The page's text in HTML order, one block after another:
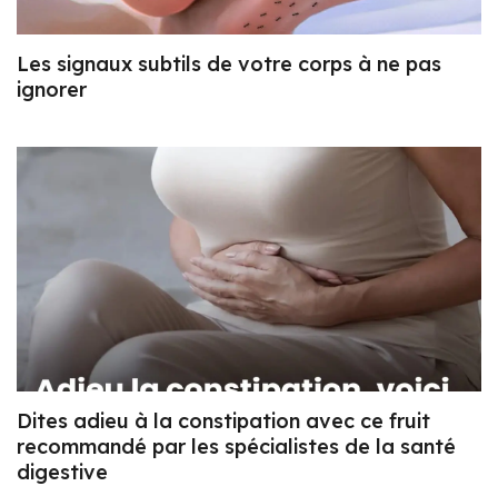
Les signaux subtils de votre corps à ne pas
ignorer
Dites adieu à la constipation avec ce fruit
recommandé par les spécialistes de la santé
digestive